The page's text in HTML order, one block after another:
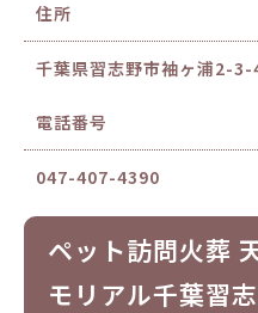
住所
千葉県習志野市袖ヶ浦2-
電話番号
047-407-4390
ペット訪問火葬
モリアル千葉習